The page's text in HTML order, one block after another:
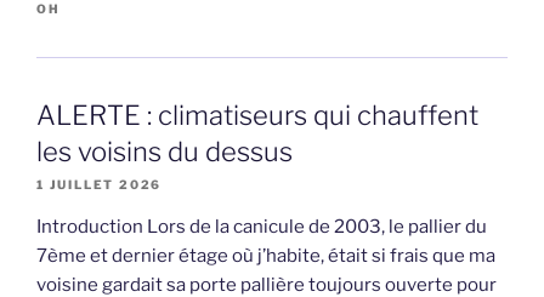
OH
ALERTE : climatiseurs qui chauffent
les voisins du dessus
1 JUILLET 2026
Introduction Lors de la canicule de 2003, le pallier du
7ème et dernier étage où j’habite, était si frais que ma
voisine gardait sa porte pallière toujours ouverte pour